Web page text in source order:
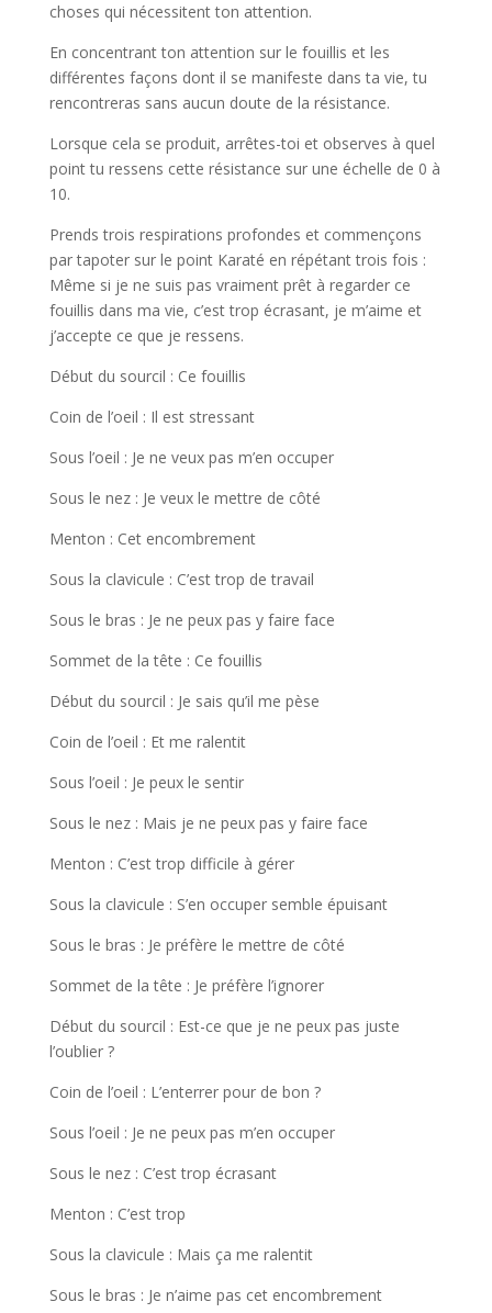
choses qui nécessitent ton attention.
En concentrant ton attention sur le fouillis et les
différentes façons dont il se manifeste dans ta vie, tu
rencontreras sans aucun doute de la résistance.
Lorsque cela se produit, arrêtes-toi et observes à quel
point tu ressens cette résistance sur une échelle de 0 à
10.
Prends trois respirations profondes et commençons
par tapoter sur le point Karaté en répétant trois fois :
Même si je ne suis pas vraiment prêt à regarder ce
fouillis dans ma vie, c’est trop écrasant, je m’aime et
j’accepte ce que je ressens.
Début du sourcil : Ce fouillis
Coin de l’oeil : Il est stressant
Sous l’oeil : Je ne veux pas m’en occuper
Sous le nez : Je veux le mettre de côté
Menton : Cet encombrement
Sous la clavicule : C’est trop de travail
Sous le bras : Je ne peux pas y faire face
Sommet de la tête : Ce fouillis
Début du sourcil : Je sais qu’il me pèse
Coin de l’oeil : Et me ralentit
Sous l’oeil : Je peux le sentir
Sous le nez : Mais je ne peux pas y faire face
Menton : C’est trop difficile à gérer
Sous la clavicule : S’en occuper semble épuisant
Sous le bras : Je préfère le mettre de côté
Sommet de la tête : Je préfère l’ignorer
Début du sourcil : Est-ce que je ne peux pas juste
l’oublier ?
Coin de l’oeil : L’enterrer pour de bon ?
Sous l’oeil : Je ne peux pas m’en occuper
Sous le nez : C’est trop écrasant
Menton : C’est trop
Sous la clavicule : Mais ça me ralentit
Sous le bras : Je n’aime pas cet encombrement